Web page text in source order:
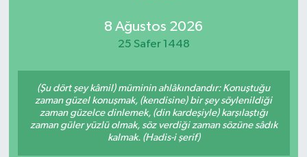
8 Ağustos 2026
25 Safer 1448
(Şu dört şey kâmil) müminin ahlâkındandır: Konuştuğu
zaman güzel konuşmak, (kendisine) bir şey söylenildiği
zaman güzelce dinlemek, (din kardeşiyle) karşılaştığı
zaman güler yüzlü olmak, söz verdiği zaman sözüne sâdık
kalmak. (Hadis-i şerif)
İskilip
Kargı
Son Dakika Haberleri
Haber Arşivi